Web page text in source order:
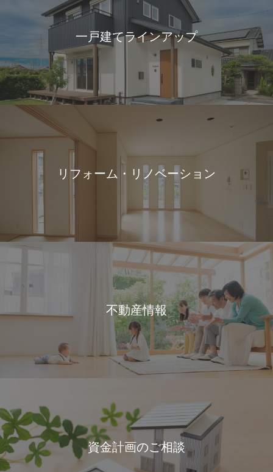
一戸建てラインアップ
リフォーム・リノベーション
不動産情報
資金計画のご相談